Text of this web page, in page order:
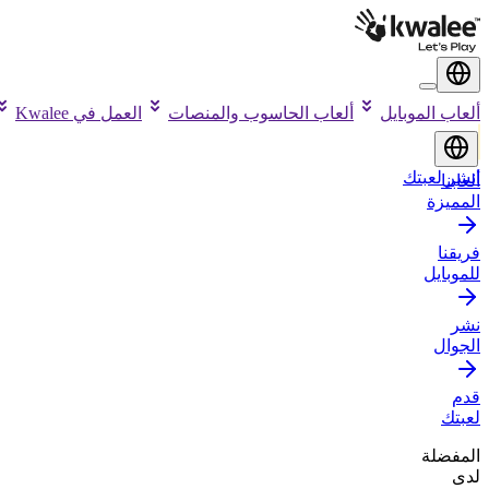
ألعاب الموبايل ألعاب الحاسوب والمنصات العمل في Kwalee
انشر لعبتك
ألعابنا
المميزة
فريقنا
للموبايل
نشر
الجوال
قدم
لعبتك
المفضلة
لدى